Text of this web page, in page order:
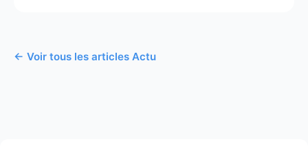
← Voir tous les articles Actu